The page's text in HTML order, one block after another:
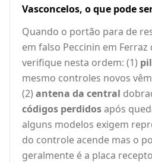
Vasconcelos, o que pode
Quando o portão para de
em falso Peccinin em Ferraz
verifique nesta ordem: (1)
mesmo controles novos
(2) antena da central
códigos perdidosapós
alguns modelos exigem
do controle acende mas o
geralmente é a placa